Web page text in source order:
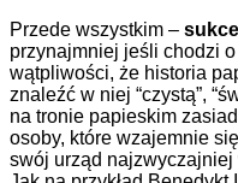
Przede wszystkim –
przynajmniej jeśli chodzi
wątpliwości, że historia
znaleźć w niej “czystą”,
na tronie papieskim
osoby, które wzajemnie
swój urząd najzwyczajniej